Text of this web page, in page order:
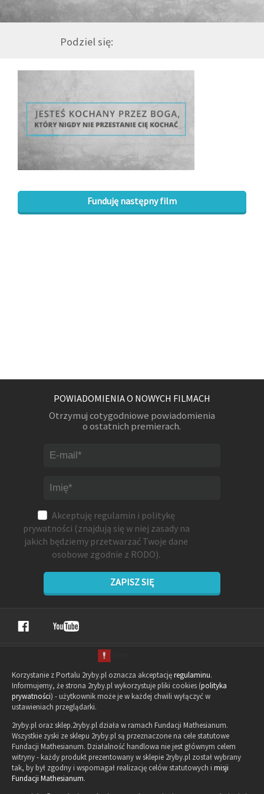
DRUŻYNA
WESPRZYJ NAS
PARTNERZY
NEWSLETTER
DLA MEDIÓW
Podziel się:
Funduję następny film
POWIADOMIENIA O NOWYCH FILMACH
Otrzymuj cotygodniowe powiadomienia
o ostatnich premierach.
Akceptuję regulamin i politykę
prywatności (znajdują się w niej zasady na
jakich będziemy przetwarzać Twoje dane
osobowe zgodnie z RODO).
ZAPISZ SIĘ
Korzystanie z Portalu 2ryby.pl oznacza akceptacjęregulaminu.
Informujemy, że strona 2ryby.pl wykorzystuje pliki cookies (polityka
prywatności) - użytkownik może je w każdej chwili wyłączyć w
ustawieniach przeglądarki.
2ryby.pl oraz sklep.2ryby.pl działa w ramach Fundacji Mathesianum.
Wszystkie zyski ze sklepu 2ryby.pl są przeznaczone na cele statutowe
Fundacji Mathesianum. Działalność handlowa nie jest głównym celem
witryny - każdy produkt prezentowany w sklepie 2ryby.pl został wybrany
tak, by był zgodny i wspomagał realizację celów statutowych i misji
Fundacji Mathesianum.